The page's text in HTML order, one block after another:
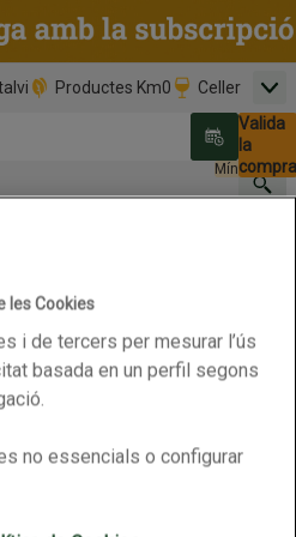
Productes Km0 Celler
Tria data
Valida
la
compra
0,00 €
Mínim:
de les opcions d'ordenació
les Cookies
i de tercers per mesurar l’ús
basada en un perfil segons
no essencials o configurar